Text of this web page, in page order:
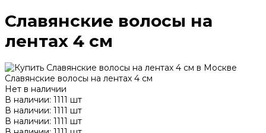
Славянские волосы на
лентах 4 см
Славянские волосы на лентах 4 см
Нет в наличии
В наличии: 1111 шт
В наличии: 1111 шт
В наличии: 1111 шт